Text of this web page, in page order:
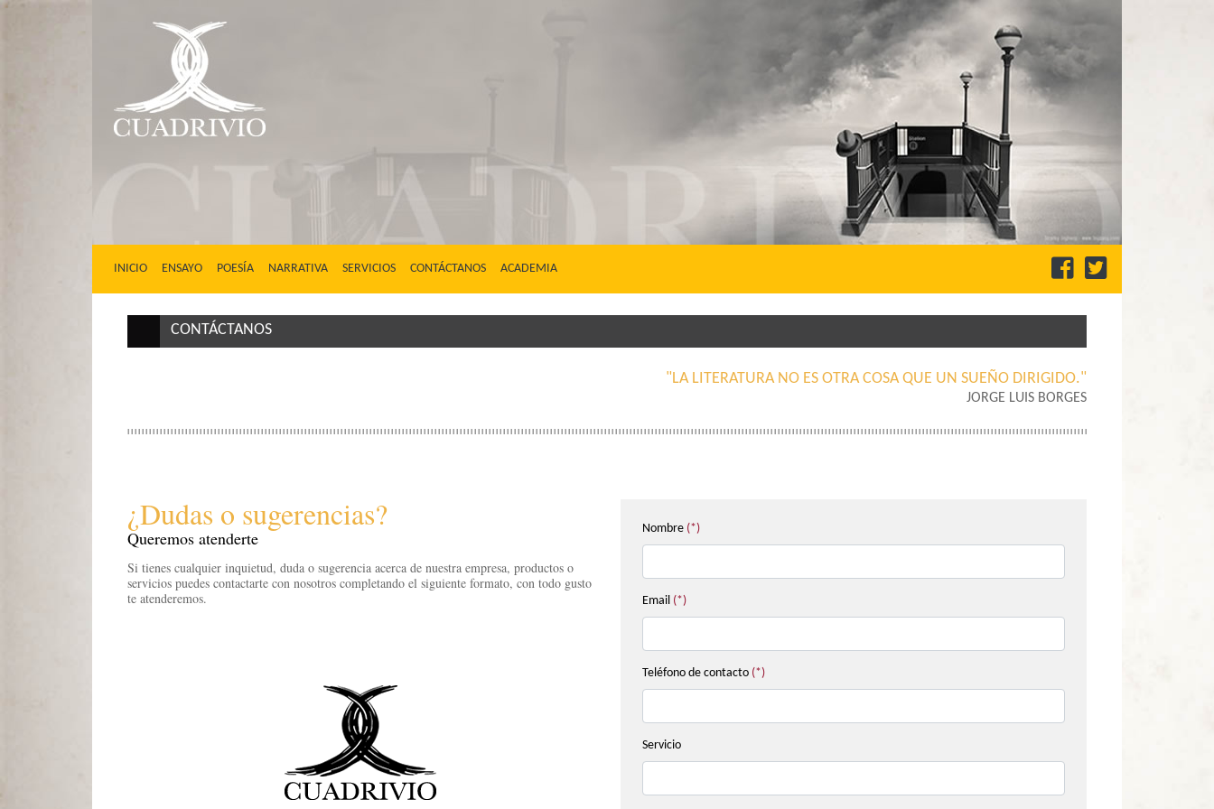
INICIO(CURRENT)
ENSAYO POESÍA NARRATIVA SERVICIOS CONTÁCTANOS ACADEMIA
CONTÁCTANOS
"LA LITERATURA NO ES OTRA COSA QUE UN SUEÑO DIRIGIDO."
JORGE LUIS BORGES
¿Dudas o sugerencias?
Queremos atenderte
Si tienes cualquier inquietud, duda o sugerencia acerca de nuestra empresa, productos o
servicios puedes contactarte con nosotros completando el siguiente formato, con todo gusto
te atenderemos.
Nombre (*)
Email (*)
Teléfono de contacto (*)
Servicio